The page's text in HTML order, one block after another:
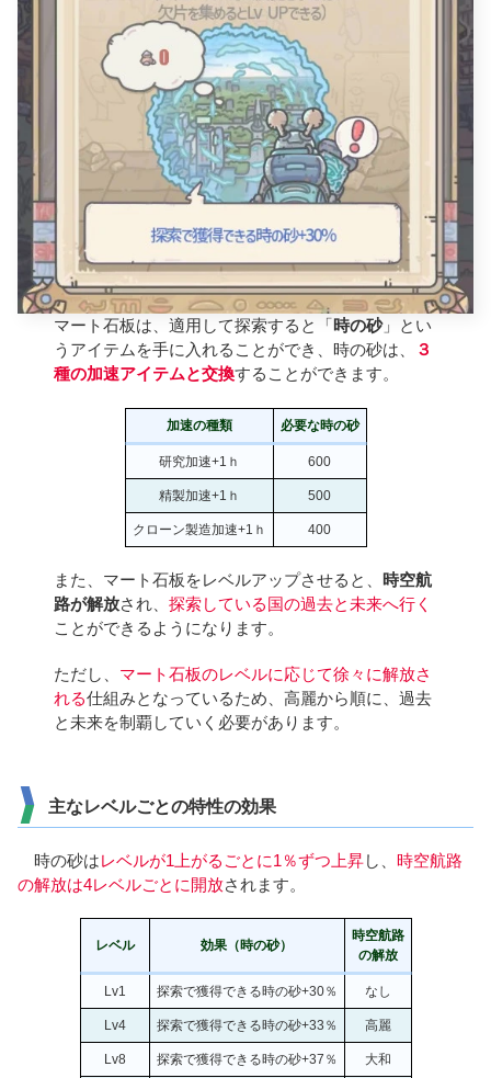
マート石板は、適用して探索すると「時の砂」とい
うアイテムを手に入れることができ、時の砂は、
３
種の加速アイテムと交換することができます。
加速の種類 必要な時の砂
研究加速+1ｈ 600
精製加速+1ｈ 500
クローン製造加速+1ｈ 400
また、マート石板をレベルアップさせると、 時空航
路が解放され、探索している国の過去と未来へ行く
ことができるようになります。
ただし、 マート石板のレベルに応じて徐々に解放さ
れる仕組みとなっているため、高麗から順に、過去
と未来を制覇していく必要があります。
主なレベルごとの特性の効果
時の砂はレベルが1上がるごとに1％ずつ上昇し、 時空航路
の解放は4レベルごとに開放されます。
レベル 効果（時の砂）
時空航路
の解放
Lv1 探索で獲得できる時の砂+30％ なし
Lv4 探索で獲得できる時の砂+33％ 高麗
Lv8 探索で獲得できる時の砂+37％ 大和